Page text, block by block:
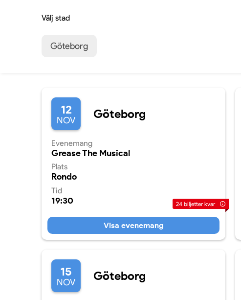
Välj stad
Göteborg
12
NOV Göteborg
Plats
Rondo
Evenemang
Grease The Musical
Tid
19:30
Visa evenemang
24 biljetter kvar
15
NOV Göteborg